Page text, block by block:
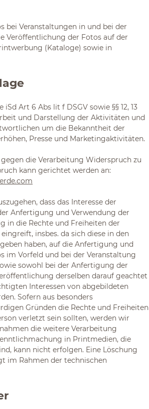
bei Veranstaltungen in und bei der
Veröffentlichung der Fotos auf der
(Kataloge) sowie in
Art 6 Abs lit f DSGV sowie §§ 12, 13
und Darstellung der Aktivitäten und
um die Bekanntheit der
Presse und Marketingaktivitäten.
gegen die Verarbeitung Widerspruch zu
kann gerichtet werden an:
dass das Interesse der
Anfertigung und Verwendung der
in die Rechte und Freiheiten der
insbes. da sich diese in den
haben, auf die Anfertigung und
im Vorfeld und bei der Veranstaltung
sowohl bei der Anfertigung der
derselben darauf geachtet
Interessen von abgebildeten
Sofern aus besonders
Gründen die Rechte und Freiheiten
verletzt sein sollten, werden wir
die weitere Verarbeitung
in Printmedien, die
kann nicht erfolgen. Eine Löschung
im Rahmen der technischen